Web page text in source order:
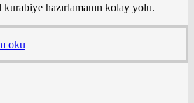
hazırlamanın kolay yolu.
oku